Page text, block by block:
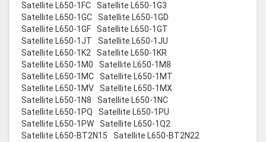
Satellite L650-1FC
Satellite L650-1G3
Satellite L650-1GC
Satellite L650-1GD
Satellite L650-1GF
Satellite L650-1GT
Satellite L650-1JT
Satellite L650-1JU
Satellite L650-1K2
Satellite L650-1KR
Satellite L650-1M0
Satellite L650-1M8
Satellite L650-1MC
Satellite L650-1MT
Satellite L650-1MV
Satellite L650-1MX
Satellite L650-1N8
Satellite L650-1NC
Satellite L650-1PQ
Satellite L650-1PU
Satellite L650-1PW
Satellite L650-1Q2
Satellite L650-BT2N15
Satellite L650-BT2N22